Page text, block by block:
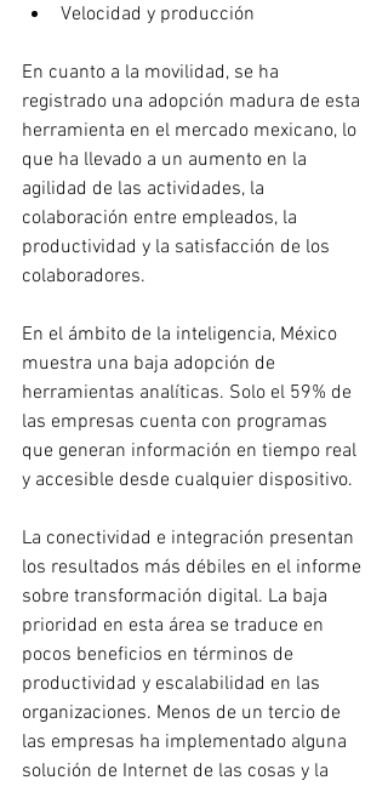
Velocidad y producción
En cuanto a la movilidad, se ha
registrado una adopción madura de esta
herramienta en el mercado mexicano, lo
que ha llevado a un aumento en la
agilidad de las actividades, la
colaboración entre empleados, la
productividad y la satisfacción de los
colaboradores.
En el ámbito de la inteligencia, México
muestra una baja adopción de
herramientas analíticas. Solo el 59% de
las empresas cuenta con programas
que generan información en tiempo real
y accesible desde cualquier dispositivo.
La conectividad e integración presentan
los resultados más débiles en el informe
sobre transformación digital. La baja
prioridad en esta área se traduce en
pocos beneficios en términos de
productividad y escalabilidad en las
organizaciones. Menos de un tercio de
las empresas ha implementado alguna
solución de Internet de las cosas y la